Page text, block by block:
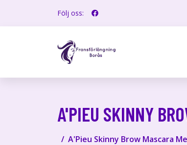
Följ oss:
A'PIEU SKINNY
A'Pieu Skinny Brow Mascara